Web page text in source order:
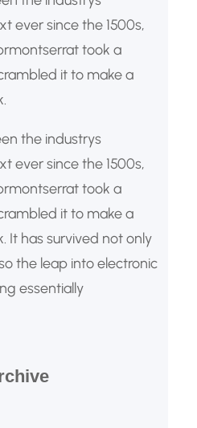
ever since the 1500s,
took a
it to make a
the industrys
ever since the 1500s,
took a
it to make a
It has survived not only
the leap into electronic
essentially